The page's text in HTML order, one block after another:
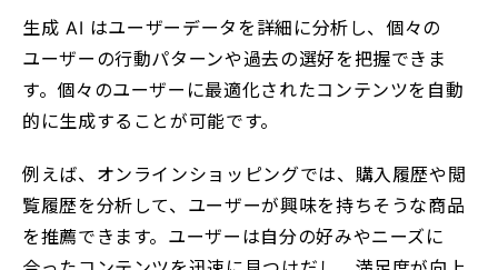
生成 AI はユーザーデータを詳細に分析し、個々の
ユーザーの行動パターンや過去の選好を把握できま
す。個々のユーザーに最適化されたコンテンツを自動
的に生成することが可能です。
例えば、オンラインショッピングでは、購入履歴や閲
覧履歴を分析して、ユーザーが興味を持ちそうな商品
を推薦できます。ユーザーは自分の好みやニーズに